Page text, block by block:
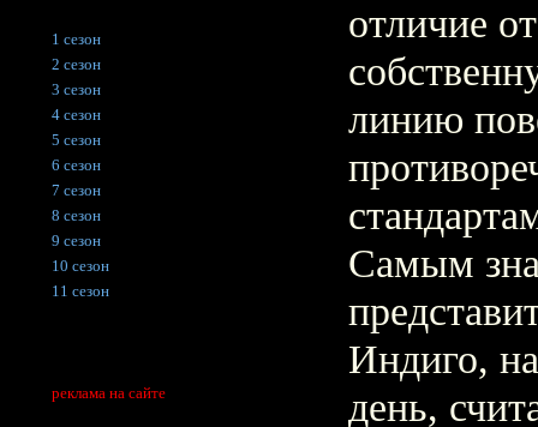
отличие
линию
Самым
Индиго,
день,
1 сезон
2 сезон
3 сезон
4 сезон
5 сезон
6 сезон
7 сезон
8 сезон
9 сезон
10 сезон
11 сезон
реклама на сайте